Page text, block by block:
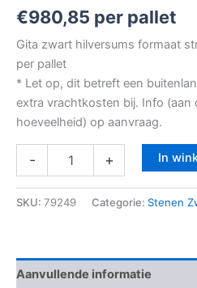
€980,85 per pallet
Gita zwart hilversums formaat
per pallet
* Let op, dit betreft een
extra vrachtkosten bij. Info (aan
hoeveelheid) op aanvraag.
- + In
SKU: 79249 Categorie: Stenen
Aanvullende informatie